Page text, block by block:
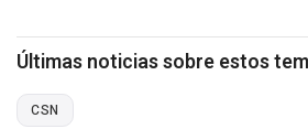
Últimas noticias sobre estos
CSN